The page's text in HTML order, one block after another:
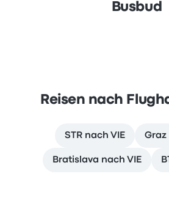
Busbud
Reisen nach
STR nach VIE Graz
Bratislava nach VIE